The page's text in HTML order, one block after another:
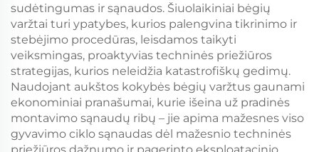
sudėtingumas ir sąnaudos. Šiuolaikiniai bėgių
varžtai turi ypatybes, kurios palengvina tikrinimo ir
stebėjimo procedūras, leisdamos taikyti
veiksmingas, proaktyvias techninės priežiūros
strategijas, kurios neleidžia katastrofiškų gedimų.
Naudojant aukštos kokybės bėgių varžtus gaunami
ekonominiai pranašumai, kurie išeina už pradinės
montavimo sąnaudų ribų – jie apima mažesnes viso
gyvavimo ciklo sąnaudas dėl mažesnio techninės